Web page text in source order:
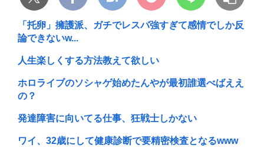
「托卵」擁護派、ガチでレスバ強すぎて感情でしか反
論できないw...
人生楽しくする方法教えて欲しい
ホロライブのソシャゲ始めたんやが最初誰選べばええ
の？
発達障害に向いてる仕事、狂戦士しかない
ワイ、32歳にして健康診断で要精密検査となるwww